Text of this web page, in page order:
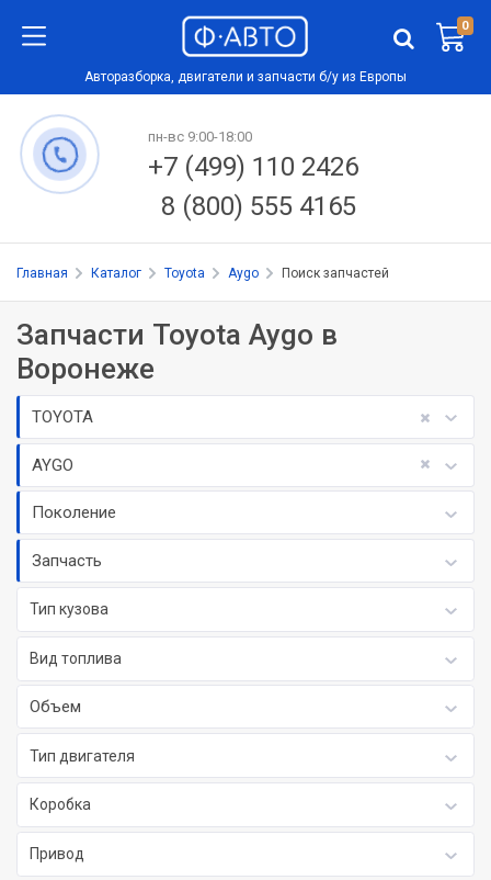
0
Авторазборка, двигатели и запчасти б/у из Европы
пн-вс 9:00-18:00
+7 (499) 110 2426
8 (800) 555 4165
Главная Каталог Toyota Aygo Поиск запчастей
Запчасти Toyota Aygo в
Воронеже
TOYOTA
AYGO
Поколение
Запчасть
Тип кузова
Вид топлива
Объем
Тип двигателя
Коробка
Привод